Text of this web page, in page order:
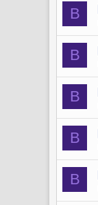
B
B
B
B
B